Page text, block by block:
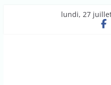
lundi, 27